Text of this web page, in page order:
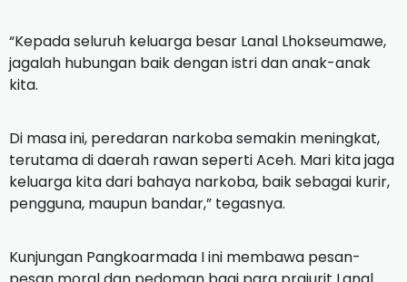
“Kepada seluruh keluarga besar Lanal Lhokseumawe,
jagalah hubungan baik dengan istri dan anak-anak
kita.
Di masa ini, peredaran narkoba semakin meningkat,
terutama di daerah rawan seperti Aceh. Mari kita jaga
keluarga kita dari bahaya narkoba, baik sebagai kurir,
pengguna, maupun bandar,” tegasnya.
Kunjungan Pangkoarmada I ini membawa pesan-